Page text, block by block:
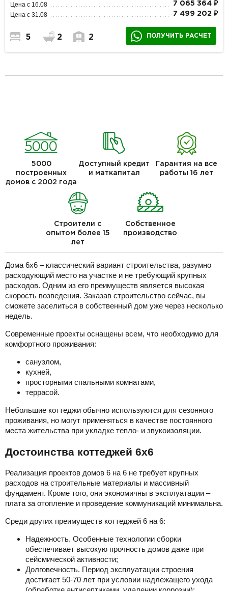
Цена с 16.08 7 065 364 ₽
Цена с 31.08 7 499 202 ₽
5 2 2 ПОЛУЧИТЬ РАСЧЕТ
5000
построенных
домов с 2002 года
Доступный кредит
и маткапитал
Гарантия на все
работы 16 лет
Строители с
опытом более 15
лет
Собственное
производство
Дома 6х6 – классический вариант строительства, разумно
расходующий место на участке и не требующий крупных
расходов. Одним из его преимуществ является высокая
скорость возведения. Заказав строительство сейчас, вы
сможете заселиться в собственный дом уже через несколько
недель.
Современные проекты оснащены всем, что необходимо для
комфортного проживания:
санузлом,
кухней,
просторными спальными комнатами,
террасой.
Небольшие коттеджи обычно используются для сезонного
проживания, но могут применяться в качестве постоянного
места жительства при укладке тепло- и звукоизоляции.
Достоинства коттеджей 6х6
Реализация проектов домов 6 на 6 не требует крупных
расходов на строительные материалы и массивный
фундамент. Кроме того, они экономичны в эксплуатации –
плата за отопление и проведение коммуникаций минимальна.
Среди других преимуществ коттеджей 6 на 6:
Надежность. Особенные технологии сборки
обеспечивает высокую прочность домов даже при
сейсмической активности;
Долговечность. Период эксплуатации строения
достигает 50-70 лет при условии надлежащего ухода